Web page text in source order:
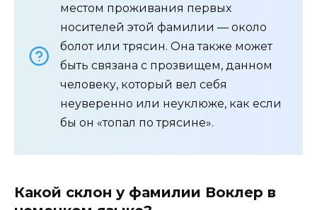
местом проживания первых
носителей этой фамилии — около
болот или трясин. Она также может
быть связана с прозвищем, данном
человеку, который вел себя
неуверенно или неуклюже, как если
бы он «топал по трясине».
Какой склон у фамилии Воклер в